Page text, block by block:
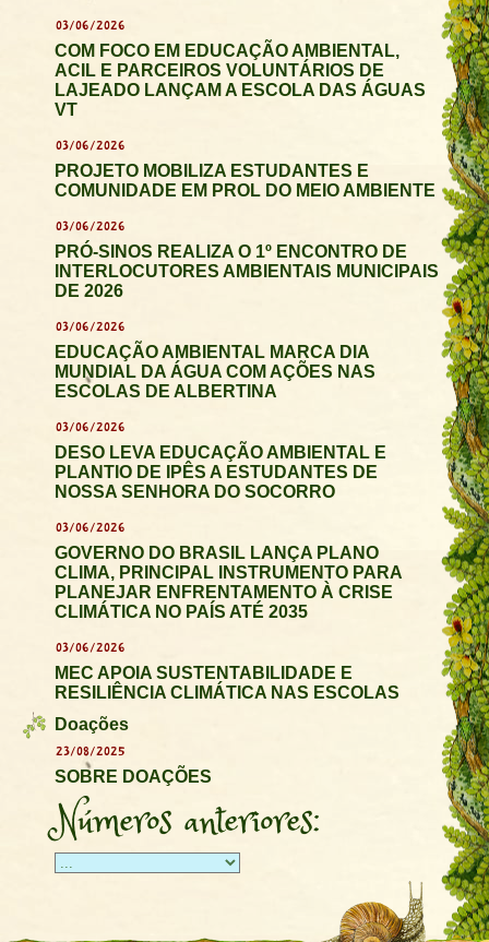
03/06/2026
COM FOCO EM EDUCAÇÃO AMBIENTAL,
ACIL E PARCEIROS VOLUNTÁRIOS DE
LAJEADO LANÇAM A ESCOLA DAS ÁGUAS
VT
03/06/2026
PROJETO MOBILIZA ESTUDANTES E
COMUNIDADE EM PROL DO MEIO AMBIENTE
03/06/2026
PRÓ-SINOS REALIZA O 1º ENCONTRO DE
INTERLOCUTORES AMBIENTAIS MUNICIPAIS
DE 2026
03/06/2026
EDUCAÇÃO AMBIENTAL MARCA DIA
MUNDIAL DA ÁGUA COM AÇÕES NAS
ESCOLAS DE ALBERTINA
03/06/2026
DESO LEVA EDUCAÇÃO AMBIENTAL E
PLANTIO DE IPÊS A ESTUDANTES DE
NOSSA SENHORA DO SOCORRO
03/06/2026
GOVERNO DO BRASIL LANÇA PLANO
CLIMA, PRINCIPAL INSTRUMENTO PARA
PLANEJAR ENFRENTAMENTO À CRISE
CLIMÁTICA NO PAÍS ATÉ 2035
03/06/2026
MEC APOIA SUSTENTABILIDADE E
RESILIÊNCIA CLIMÁTICA NAS ESCOLAS
Doações
23/08/2025
SOBRE DOAÇÕES
Números anteriores: